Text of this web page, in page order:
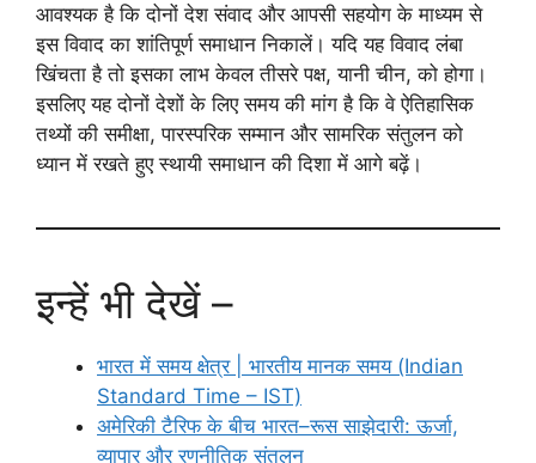
आवश्यक है कि दोनों देश संवाद और आपसी सहयोग के माध्यम से
इस विवाद का शांतिपूर्ण समाधान निकालें। यदि यह विवाद लंबा
खिंचता है तो इसका लाभ केवल तीसरे पक्ष, यानी चीन, को होगा।
इसलिए यह दोनों देशों के लिए समय की मांग है कि वे ऐतिहासिक
तथ्यों की समीक्षा, पारस्परिक सम्मान और सामरिक संतुलन को
ध्यान में रखते हुए स्थायी समाधान की दिशा में आगे बढ़ें।
इन्हें भी देखें –
भारत में समय क्षेत्र | भारतीय मानक समय (Indian
Standard Time – IST)
अमेरिकी टैरिफ के बीच भारत–रूस साझेदारी: ऊर्जा,
व्यापार और रणनीतिक संतुलन